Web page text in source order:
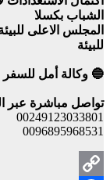
الشباب بكسلا
المجلس الاعلى
للبيئة
🔵 وكالة أمل للسفر
تواصل مباشرة عبر
00249123033801
0096895968531